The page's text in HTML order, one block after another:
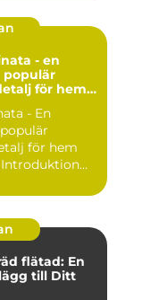
- en
populär
för hem
- En
för hem
flätad: En
till Ditt